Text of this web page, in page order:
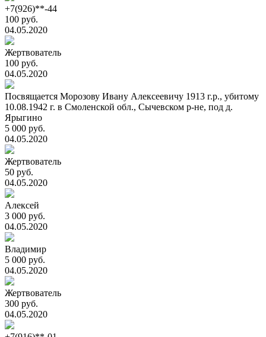
+7(926)**-44
100 руб.
04.05.2020
Жертвователь
100 руб.
04.05.2020
Посвящается Морозову Ивану Алексеевичу 1913 г.р., убитому
10.08.1942 г. в Смоленской обл., Сычевском р-не, под д.
Ярыгино
5 000 руб.
04.05.2020
Жертвователь
50 руб.
04.05.2020
Алексей
3 000 руб.
04.05.2020
Владимир
5 000 руб.
04.05.2020
Жертвователь
300 руб.
04.05.2020